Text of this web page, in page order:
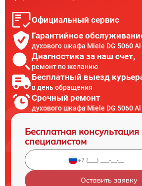
Официальный сервис
Гарантийное
духового шкафа Miele DG 5060
Диагностика за наш счет,
ремонт по желанию
Бесплатный выезд
в день обращения
Срочный ремонт
духового шкафа Miele DG 5060
Бесплатная консультация
специалистом
Оставить заявку